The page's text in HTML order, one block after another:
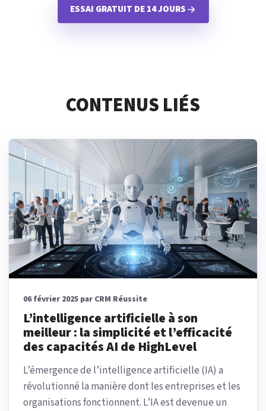
ESSAI GRATUIT DE 14 JOURS
CONTENUS LIÉS
06 février 2025 par CRM Réussite
L’intelligence artificielle à son
meilleur : la simplicité et l’efficacité
des capacités AI de HighLevel
L’émergence de l’intelligence artificielle (IA) a
révolutionné la manière dont les entreprises et les
organisations fonctionnent. L’IA est devenue un